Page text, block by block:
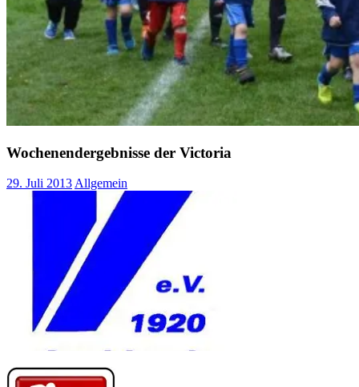
Wochenendergebnisse der Victoria
29. Juli 2013Allgemein